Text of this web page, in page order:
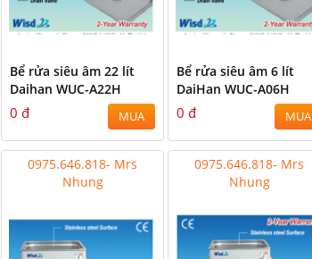
Bể rửa siêu âm 22 lít
Daihan WUC-A22H
0 đ MUA
Bể rửa siêu âm 6 lít
DaiHan WUC-A06H
0 đ MUA
0975.646.818- Mrs
Nhung
0975.646.818- Mrs
Nhung